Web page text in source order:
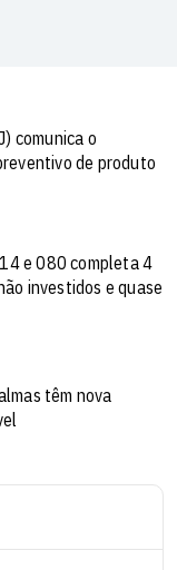
comunica o
de produto
e 080 completa 4
investidos e quase
têm nova